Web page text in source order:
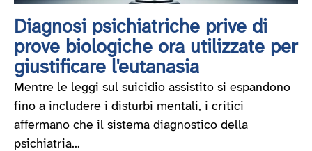
Diagnosi psichiatriche prive di
prove biologiche ora utilizzate per
giustificare l'eutanasia
Mentre le leggi sul suicidio assistito si espandono
fino a includere i disturbi mentali, i critici
affermano che il sistema diagnostico della
psichiatria...